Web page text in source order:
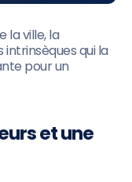
la ville, la
qui la
pour un
et une